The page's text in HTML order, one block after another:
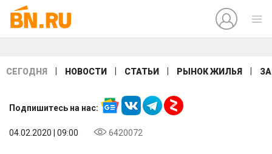
СЕГОДНЯ НОВОСТИ СТАТЬИ РЫНОК ЖИЛЬЯ
Подпишитесь на нас:
04.02.2020 | 09:00 6420072